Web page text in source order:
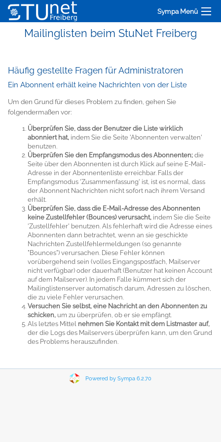
Sympa Menü
Mailinglisten beim StuNet Freiberg
Häufig gestellte Fragen für Administratoren
Ein Abonnent erhält keine Nachrichten von der Liste
Um den Grund für dieses Problem zu finden, gehen Sie
folgendermaßen vor:
Überprüfen Sie, dass der Benutzer die Liste wirklich
abonniert hat, indem Sie die Seite 'Abonnenten verwalten'
benutzen.
Überprüfen Sie den Empfangsmodus des Abonnenten; die
Seite über den Abonnenten ist durch Klick auf seine E-Mail-
Adresse in der Abonnentenliste erreichbar. Falls der
Empfangsmodus 'Zusammenfassung' ist, ist es normal, dass
der Abonnent Nachrichten nicht sofort nach ihrem Versand
erhält.
Überprüfen Sie, dass die E-Mail-Adresse des Abonnenten
keine Zustellfehler (Bounces) verursacht, indem Sie die Seite
'Zustellfehler' benutzen. Als fehlerhaft wird die Adresse eines
Abonnenten dann betrachtet, wenn an sie geschickte
Nachrichten Zustellfehlermeldungen (so genannte
"Bounces") verursachen. Diese Fehler können
vorübergehend sein (volles Eingangspostfach, Mailserver
nicht verfügbar) oder dauerhaft (Benutzer hat keinen Account
auf dem Mailserver). In jedem Falle kümmert sich der
Mailinglistenserver automatisch darum, Adressen zu löschen,
die zu viele Fehler verursachen.
Versuchen Sie selbst, eine Nachricht an den Abonnenten zu
schicken, um zu überprüfen, ob er sie empfängt.
Als letztes Mittel nehmen Sie Kontakt mit dem Listmaster auf,
der die Logs des Mailservers überprüfen kann, um den Grund
des Problems herauszufinden.
Powered by Sympa 6.2.70